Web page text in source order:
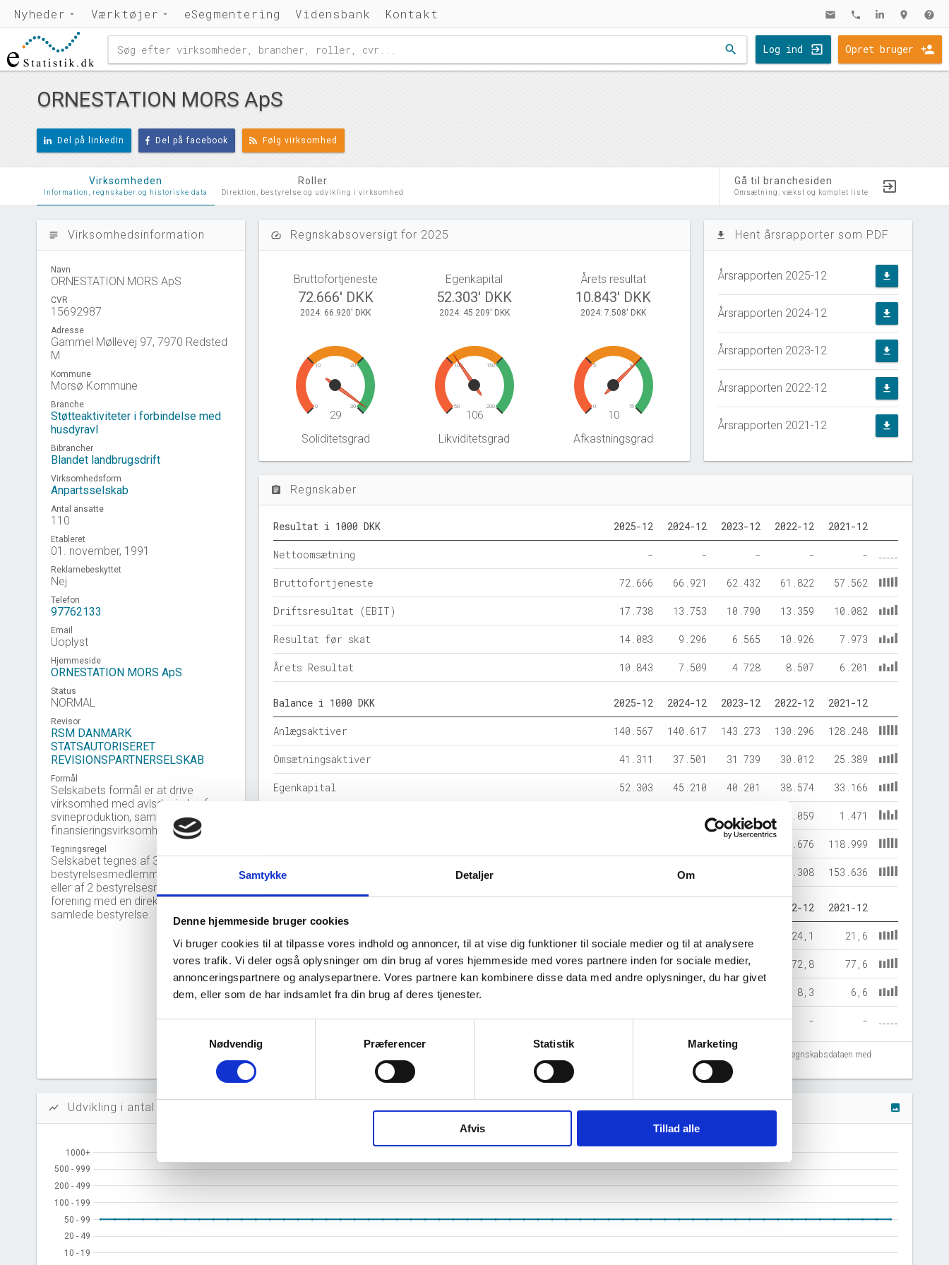
Samtykke Detaljer Om
Denne hjemmeside bruger cookies
Vi bruger cookies til at tilpasse vores indhold og annoncer, til at vise dig funktioner til sociale medier og til at analysere
vores trafik. Vi deler også oplysninger om din brug af vores hjemmeside med vores partnere inden for sociale medier,
annonceringspartnere og analysepartnere. Vores partnere kan kombinere disse data med andre oplysninger, du har givet
dem, eller som de har indsamlet fra din brug af deres tjenester.
Nødvendig
Præferencer Statistik Marketing
Afvis Tillad alle
Nyheder Værktøjer eSegmentering Vidensbank Kontakt mail phone location_on help
search Log ind Opret bruger
ORNESTATION MORS ApS
Del på linkedIn Del på facebook Følg virksomhed
Virksomheden
Information, regnskaber og historiske data
Roller
Direktion, bestyrelse og udvikling i virksomhed
Gå til branchesiden
Omsætning, vækst og komplet liste
subject Virksomhedsinformation
Navn
ORNESTATION MORS ApS
CVR
15692987
Adresse
Gammel Møllevej 97, 7970 Redsted
M
Kommune
Morsø Kommune
Branche
Støtteaktiviteter i forbindelse med
husdyravl
Bibrancher
Blandet landbrugsdrift
Virksomhedsform
Anpartsselskab
Antal ansatte
110
Etableret
01. november, 1991
Reklamebeskyttet
Nej
Telefon
97762133
Email
Uoplyst
Hjemmeside
ORNESTATION MORS ApS
Status
NORMAL
Revisor
RSM DANMARK
STATSAUTORISERET
REVISIONSPARTNERSELSKAB
Formål
Selskabets formål er at drive
virksomhed med avlsdyr inden for
svineproduktion, samt handel og
finansieringsvirksomhed
Tegningsregel
Selskabet tegnes af 3
bestyrelsesmedlemmer i forening
eller af 2 bestyrelsesmedlemmer i
forening med en direktør eller af den
samlede bestyrelse.
speed Regnskabsoversigt for 2025
Bruttofortjeneste
72.666' DKK
2024: 66.920' DKK
Egenkapital
52.303' DKK
2024: 45.209' DKK
Årets resultat
10.843' DKK
2024: 7.508' DKK
0
10 20
30
29
Soliditetsgrad
50
100 150
200
106
Likviditetsgrad
0
5 10
15
10
Afkastningsgrad
file_download Hent årsrapporter som PDF
Årsrapporten 2025-12 file_download
Årsrapporten 2024-12 file_download
Årsrapporten 2023-12 file_download
Årsrapporten 2022-12 file_download
Årsrapporten 2021-12 file_download
assignment Regnskaber
Resultat i 1000 DKK 2025-12 2024-12 2023-12 2022-12 2021-12
Nettoomsætning - - - - -
Bruttofortjeneste 72.666 66.921 62.432 61.822 57.562
Driftsresultat (EBIT) 17.738 13.753 10.790 13.359 10.082
Resultat før skat 14.083 9.296 6.565 10.926 7.973
Årets Resultat 10.843 7.509 4.728 8.507 6.201
Balance i 1000 DKK 2025-12 2024-12 2023-12 2022-12 2021-12
Anlægsaktiver 140.567 140.617 143.273 130.296 128.248
Omsætningsaktiver 41.311 37.501 31.739 30.012 25.389
Egenkapital 52.303 45.210 40.201 38.574 33.166
1.438 1.059 1.471
120.676 118.999
Årets balance 178.118 160.308 153.636
2022-12 2021-12
24,1 21,6
Likviditetsgrad 105,7 97,6 92,7 72,8 77,6
Afkastningsgrad 8,3 6,6
Overskudsgrad - - - - -
Tal fra erhvervsstyrelsens regnskabs-API. eStatistik henviser til Erhvervsstyrelsen ved eventuelle fejlregistreringer. Vi anbefaler at krydstjekke regnskabsdataen med
show_chart Udvikling i antal ansatte image
10 - 19
10 - 19
20 - 49
20 - 49
50 - 99
50 - 99
100 - 199
100 - 199
200 - 499
200 - 499
500 - 999
500 - 999
1000+
1000+